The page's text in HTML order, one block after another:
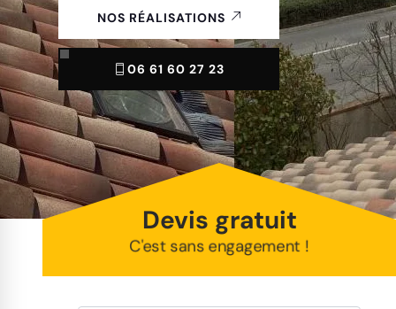
NOS RÉALISATIONS
06 61 60 27 23
Devis gratuit
C'est sans engagement !